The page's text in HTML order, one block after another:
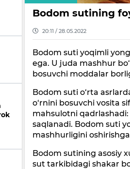
Bodom sutining
20:11 / 28.05.2022
Bodom suti yoqimli
ega. U juda mashhur
bosuvchi moddalar
Bodom suti o‘rta
o‘rnini bosuvchi vosita
mahsulotni
saqlanadi. Bodom suti
mashhurligini
Bodom sutining asosiy
sut tarkibidagi shakar